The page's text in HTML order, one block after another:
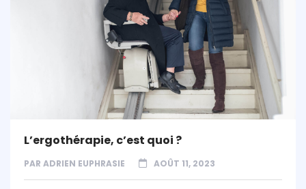
L’ergothérapie, c’est quoi ?
PAR ADRIEN EUPHRASIE AOÛT 11, 2023